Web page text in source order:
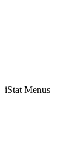
iStat Menus